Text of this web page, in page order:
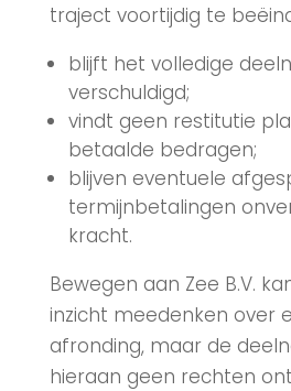
traject voortijdig te
blijft het volledige
verschuldigd;
vindt geen restitutie
betaalde bedragen;
blijven eventuele
termijnbetalingen
kracht.
Bewegen aan Zee B.V.
inzicht meedenken over
afronding, maar de
hieraan geen rechten